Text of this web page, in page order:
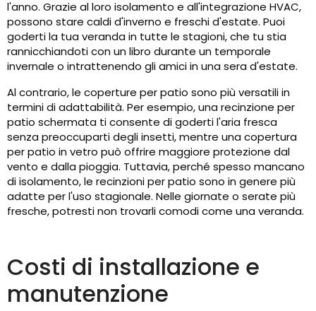
l'anno. Grazie al loro isolamento e all'integrazione HVAC,
possono stare caldi d'inverno e freschi d'estate. Puoi
goderti la tua veranda in tutte le stagioni, che tu stia
rannicchiandoti con un libro durante un temporale
invernale o intrattenendo gli amici in una sera d'estate.
Al contrario, le coperture per patio sono più versatili in
termini di adattabilità. Per esempio, una recinzione per
patio schermata ti consente di goderti l'aria fresca
senza preoccuparti degli insetti, mentre una copertura
per patio in vetro può offrire maggiore protezione dal
vento e dalla pioggia. Tuttavia, perché spesso mancano
di isolamento, le recinzioni per patio sono in genere più
adatte per l'uso stagionale. Nelle giornate o serate più
fresche, potresti non trovarli comodi come una veranda.
Costi di installazione e
manutenzione